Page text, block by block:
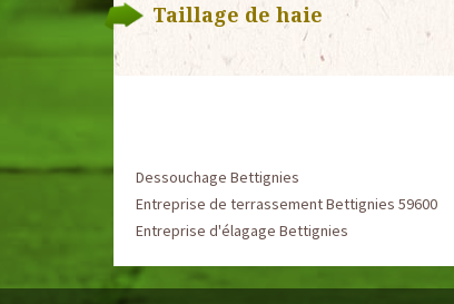
Taillage de haie
Dessouchage Bettignies
Entreprise de terrassement Bettignies 59600
Entreprise d'élagage Bettignies